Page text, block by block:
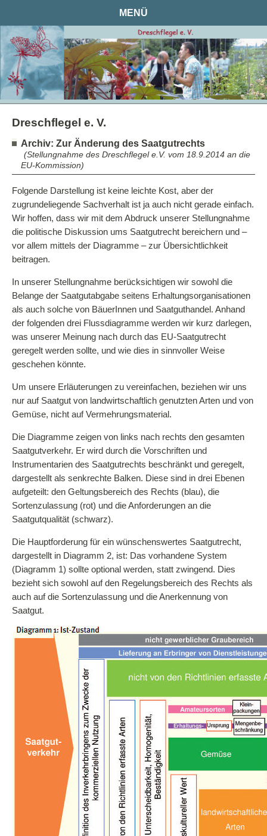
MENÜ
Dreschflegel e. V.
Unsere Ziele
Eure / Ihre Unterstützung
Themen
Agro-Gentechnik
Neue Gentechnik
Saatgutrecht/Politik
Kulturpflanzenvielfalt
Informationen
Aktuelles
Archiv
Unterstützer*innen
Linkempfehlungen
Kontakt
Impressum
Dreschflegel GbR
Schaugarten Schönhagen
Dreschflegel e. V.
Archiv: Zur Änderung des Saatgutrechts
(Stellungnahme des Dreschflegel e.V. vom 18.9.2014 an die
EU-Kommission)
Folgende Darstellung ist keine leichte Kost, aber der
zugrundeliegende Sachverhalt ist ja auch nicht gerade einfach.
Wir hoffen, dass wir mit dem Abdruck unserer Stellungnahme
die politische Diskussion ums Saatgutrecht bereichern und –
vor allem mittels der Diagramme – zur Übersichtlichkeit
beitragen.
In unserer Stellungnahme berücksichtigen wir sowohl die
Belange der Saatgutabgabe seitens Erhaltungsorganisationen
als auch solche von BäuerInnen und Saatguthandel. Anhand
der folgenden drei Flussdiagramme werden wir kurz darlegen,
was unserer Meinung nach durch das EU-Saatgutrecht
geregelt werden sollte, und wie dies in sinnvoller Weise
geschehen könnte.
Um unsere Erläuterungen zu vereinfachen, beziehen wir uns
nur auf Saatgut von landwirtschaftlich genutzten Arten und von
Gemüse, nicht auf Vermehrungsmaterial.
Die Diagramme zeigen von links nach rechts den gesamten
Saatgutverkehr. Er wird durch die Vorschriften und
Instrumentarien des Saatgutrechts beschränkt und geregelt,
dargestellt als senkrechte Balken. Diese sind in drei Ebenen
aufgeteilt: den Geltungsbereich des Rechts (blau), die
Sortenzulassung (rot) und die Anforderungen an die
Saatgutqualität (schwarz).
Die Hauptforderung für ein wünschenswertes Saatgutrecht,
dargestellt in Diagramm 2, ist: Das vorhandene System
(Diagramm 1) sollte optional werden, statt zwingend. Dies
bezieht sich sowohl auf den Regelungsbereich des Rechts als
auch auf die Sortenzulassung und die Anerkennung von
Saatgut.